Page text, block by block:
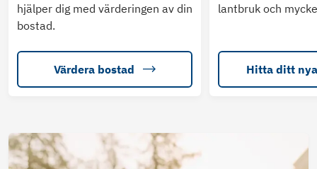
hjälper dig med värderingen av din
bostad.
Värdera bostad
lantbruk och
Hitta ditt